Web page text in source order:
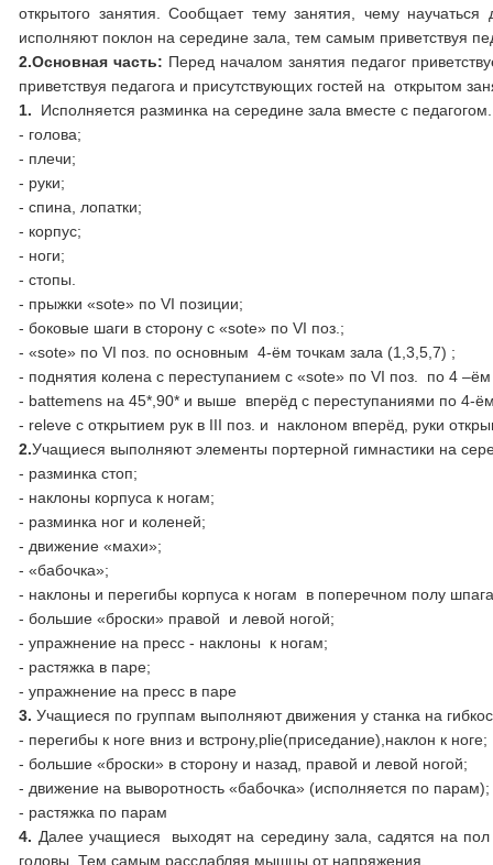
открытого занятия. Сообщает тему занятия, чему
исполняют поклон на середине зала, тем самым приветствуя
2.Основная часть: Перед началом занятия педагог
приветствуя педагога и присутствующих гостей на открытом
1. Исполняется разминка на середине зала вместе с
- голова;
- плечи;
- руки;
- спина, лопатки;
- корпус;
- ноги;
- стопы.
- прыжки «sote» по VI позиции;
- боковые шаги в сторону с «sote» по VI поз.;
- «sote» по VI поз. по основным 4-ём точкам зала (1,3,5,7) ;
- поднятия колена с переступанием с «sote» по VI поз. по 4
- battemens на 45*,90* и выше вперёд с переступаниями по 4-
- releve с открытием рук в III поз. и наклоном вперёд, руки
2.Учащиеся выполняют элементы портерной гимнастики на
- разминка стоп;
- наклоны корпуса к ногам;
- разминка ног и коленей;
- движение «махи»;
- «бабочка»;
- наклоны и перегибы корпуса к ногам в поперечном полу
- большие «броски» правой и левой ногой;
- упражнение на пресс - наклоны к ногам;
- растяжка в паре;
- упражнение на пресс в паре
3. Учащиеся по группам выполняют движения у станка на
- перегибы к ноге вниз и встрону,plie(приседание),наклон к ноге;
- большие «броски» в сторону и назад, правой и левой ногой;
- движение на выворотность «бабочка» (исполняется по парам);
- растяжка по парам
4. Далее учащиеся выходят на середину зала, садятся на
головы. Тем самым расслабляя мышцы от напряжения.